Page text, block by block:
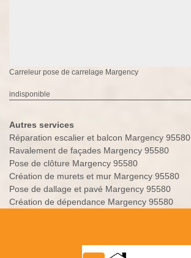
Carreleur pose de carrelage Margency
indisponible
Autres services
Réparation escalier et balcon Margency 95580
Ravalement de façades Margency 95580
Pose de clôture Margency 95580
Création de murets et mur Margency 95580
Pose de dallage et pavé Margency 95580
Création de dépendance Margency 95580